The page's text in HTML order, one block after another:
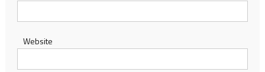
Website